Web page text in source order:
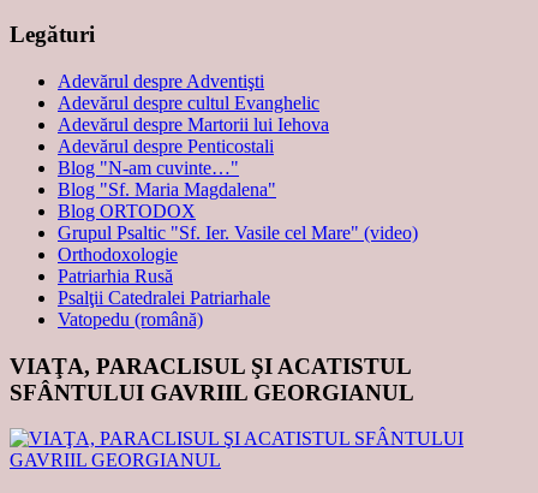
Legături
Adevărul despre Adventişti
Adevărul despre cultul Evanghelic
Adevărul despre Martorii lui Iehova
Adevărul despre Penticostali
Blog "N-am cuvinte…"
Blog "Sf. Maria Magdalena"
Blog ORTODOX
Grupul Psaltic "Sf. Ier. Vasile cel Mare" (video)
Orthodoxologie
Patriarhia Rusă
Psalţii Catedralei Patriarhale
Vatopedu (română)
VIAŢA, PARACLISUL ŞI ACATISTUL
SFÂNTULUI GAVRIIL GEORGIANUL